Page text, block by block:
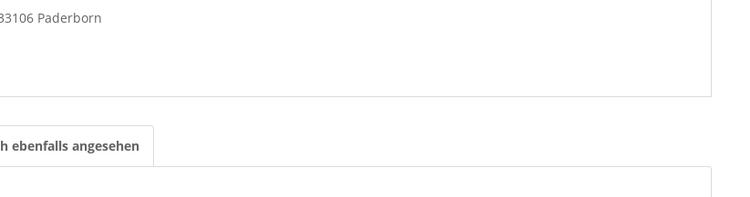
Paderborn
ebenfalls angesehen